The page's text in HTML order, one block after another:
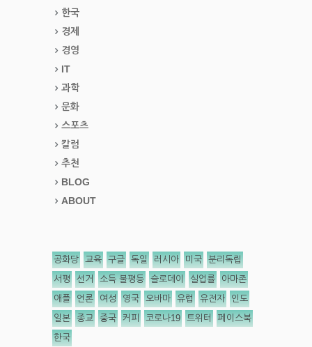
한국
경제
경영
IT
과학
문화
스포츠
칼럼
추천
BLOG
ABOUT
공화당 교육 구글 독일 러시아 미국 분리독립
서평 선거 소득 불평등 슬로데이 실업률 아마존
애플 언론 여성 영국 오바마 유럽 유전자 인도
일본 종교 중국 커피 코로나19 트위터 페이스북
한국